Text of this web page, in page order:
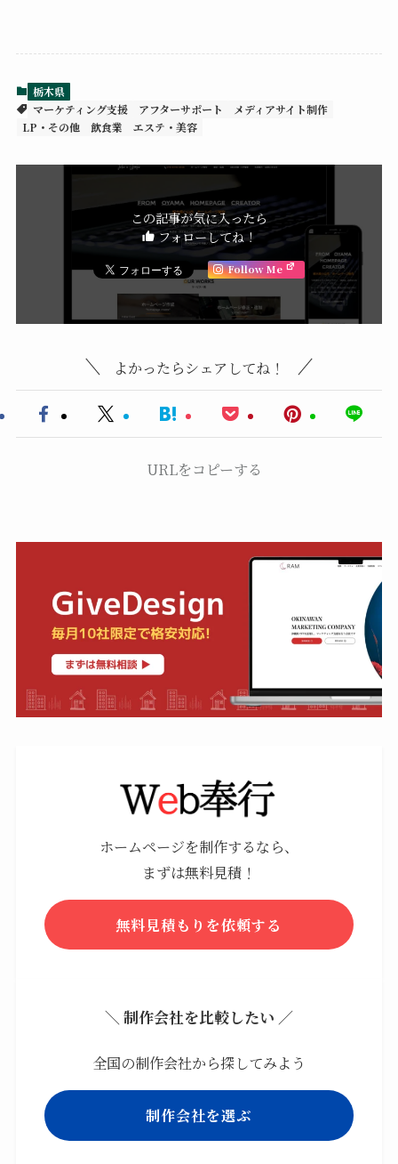
栃木県
マーケティング支援
アフターサポート
メディアサイト制作
LP・その他
飲食業 エステ・美容
この記事が気に入ったら
フォローしてね！
Follow Me
よかったらシェアしてね！
URLをコピーする
ホームページを制作するなら、
まずは無料見積！
無料見積もりを依頼する
＼ 制作会社を比較したい ／
全国の制作会社から探してみよう
制作会社を選ぶ